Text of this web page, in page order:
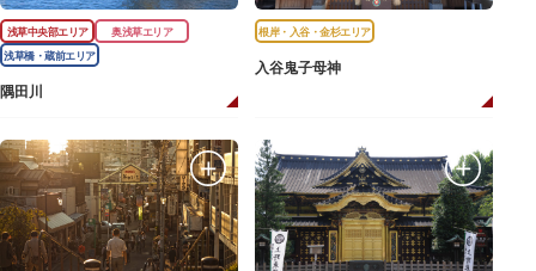
浅草中央部エリア
奥浅草エリア
浅草橋・蔵前エリア
隅田川
根岸・入谷・金杉エリア
入谷鬼子母神